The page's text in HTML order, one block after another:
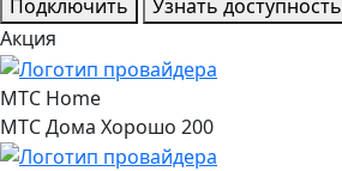
Подключить
Узнать доступность
Акция
МТС Home
МТС Дома Хорошо 200